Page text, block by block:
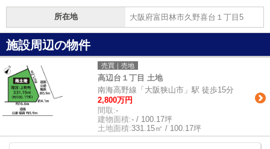
所在地 大阪府富田林市久野喜台１丁目5
施設周辺の物件
売買｜売地
高辺台１丁目 土地
南海高野線「大阪狭山市」駅 徒歩15分
2,800万円
間取:-
建物面積:- / 100.17坪
土地面積:331.15㎡ / 100.17坪